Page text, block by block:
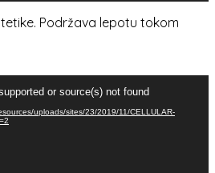
Podržava lepotu tokom
or source(s) not found
uploads/sites/23/2019/11/CELLULAR-